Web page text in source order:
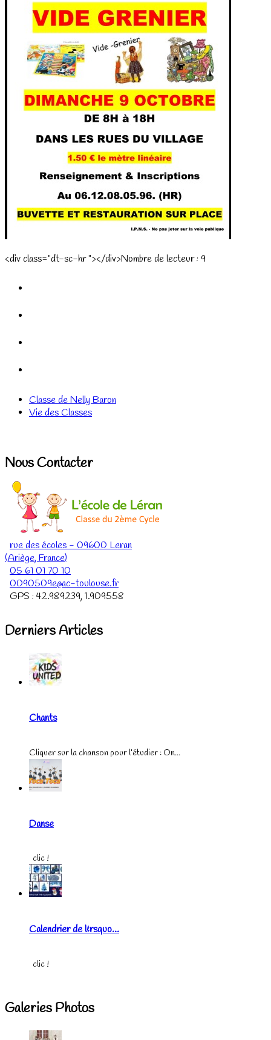
<div class="dt-sc-hr "></div>Nombre de lecteur : 9
Classe de Nelly Baron
Vie des Classes
Nous Contacter
rue des écoles - 09600 Leran
(Ariège, France)
05 61 01 70 10
0090509e@ac-toulouse.fr
GPS : 42.989239, 1.909558
Derniers Articles
Chants
Cliquer sur la chanson pour l’étudier : On...
Danse
clic !
Calendrier de l&rsquo...
clic !
Galeries Photos